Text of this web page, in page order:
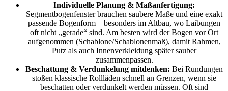
Individuelle Planung & Maßanfertigung:
Segmentbogenfenster brauchen saubere Maße und eine exakt
passende Bogenform – besonders im Altbau, wo Laibungen
oft nicht „gerade“ sind. Am besten wird der Bogen vor Ort
aufgenommen (Schablone/Schablonenmaß), damit Rahmen,
Putz als auch Innenverkleidung später sauber
zusammenpassen.
Beschattung & Verdunkelung mitdenken: Bei Rundungen
stoßen klassische Rollläden schnell an Grenzen, wenn sie
beschatten oder verdunkelt werden müssen. Oft sind